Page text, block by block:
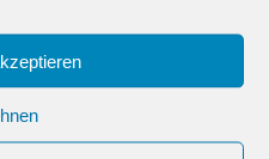
2026 – 25 Jahre